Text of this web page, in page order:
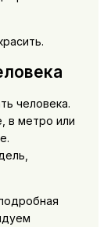
человека.
в метро или